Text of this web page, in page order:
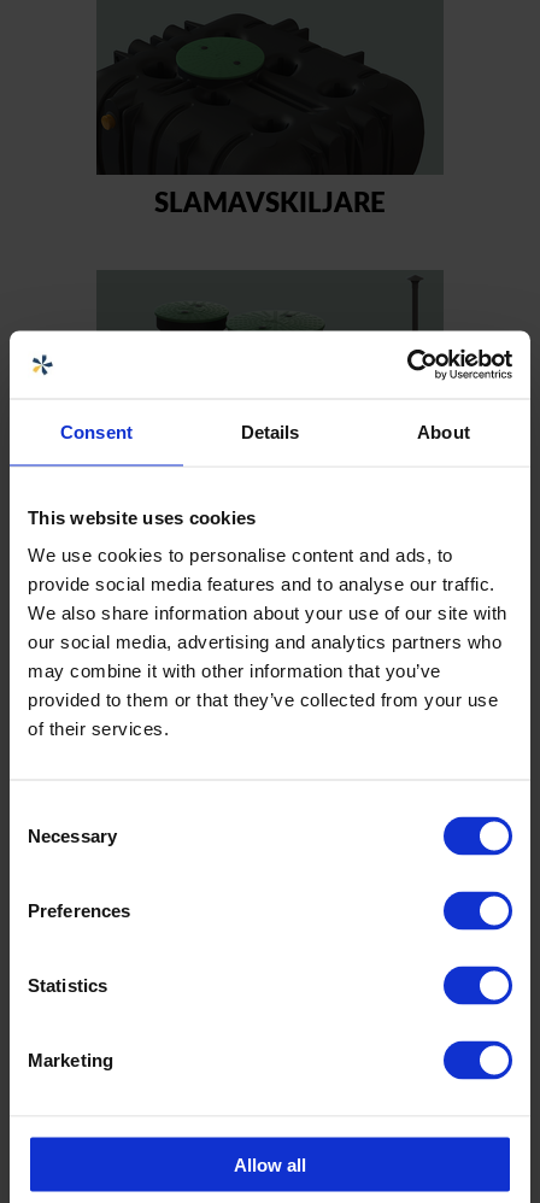
Consent Details About
This website uses cookies
We use cookies to personalise content and ads, to
provide social media features and to analyse our traffic.
We also share information about your use of our site with
our social media, advertising and analytics partners who
may combine it with other information that you’ve
provided to them or that they’ve collected from your use
of their services.
Selection
Necessary
Preferences
Statistics
Marketing
Allow all
SLAMAVSKILJARE
AVLOPP FÖR HÖG SKYDDSNIVÅ